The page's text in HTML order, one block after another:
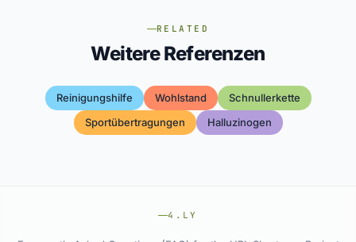
RELATED
Weitere Referenzen
Reinigungshilfe Wohlstand
Schnullerkette
Sportübertragungen
Halluzinogen
4.LY